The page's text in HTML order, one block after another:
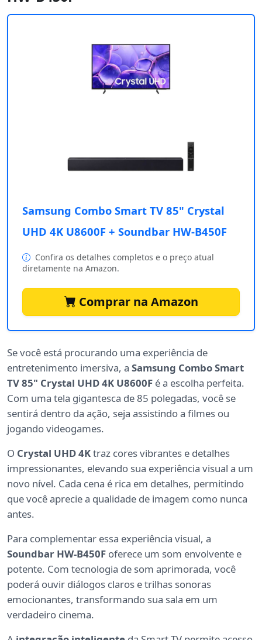
Samsung Combo Smart TV 85" Crystal
UHD 4K U8600F + Soundbar HW-B450F
Confira os detalhes completos e o preço atual
diretamente na Amazon.
Comprar na Amazon
Se você está procurando uma experiência de
entretenimento imersiva, a Samsung Combo Smart
TV 85" Crystal UHD 4K U8600F é a escolha perfeita.
Com uma tela gigantesca de 85 polegadas, você se
sentirá dentro da ação, seja assistindo a filmes ou
jogando videogames.
O Crystal UHD 4Ktraz cores vibrantes e detalhes
impressionantes, elevando sua experiência visual a um
novo nível. Cada cena é rica em detalhes, permitindo
que você aprecie a qualidade de imagem como nunca
antes.
Para complementar essa experiência visual, a
Soundbar HW-B450F oferece um som envolvente e
potente. Com tecnologia de som aprimorada, você
poderá ouvir diálogos claros e trilhas sonoras
emocionantes, transformando sua sala em um
verdadeiro cinema.